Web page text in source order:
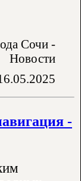
Сочи -
Новости
-